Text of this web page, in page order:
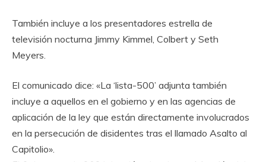
También incluye a los presentadores estrella de
televisión nocturna Jimmy Kimmel, Colbert y Seth
Meyers.
El comunicado dice: «La ‘lista-500’ adjunta también
incluye a aquellos en el gobierno y en las agencias de
aplicación de la ley que están directamente involucrados
en la persecución de disidentes tras el llamado Asalto al
Capitolio».